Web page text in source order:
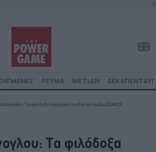
ΡΕΥΜΑ METLEN
Τα φιλόδοξα ενεργειακά σχέδια του ομίλου EUNICE
Τα φιλόδοξα